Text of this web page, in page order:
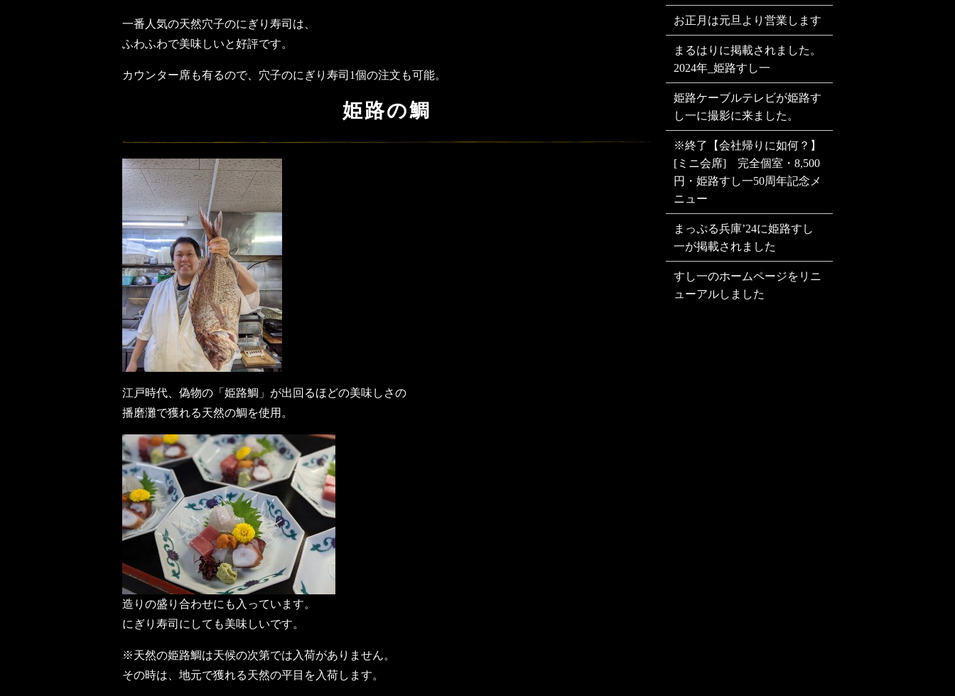
一番人気の天然穴子のにぎり寿司は、
ふわふわで美味しいと好評です。
カウンター席も有るので、穴子のにぎり寿司1個の注文も可能。
姫路の鯛
江戸時代、偽物の「姫路鯛」が出回るほどの美味しさの
播磨灘で獲れる天然の鯛を使用。
造りの盛り合わせにも入っています。
にぎり寿司にしても美味しいです。
※天然の姫路鯛は天候の次第では入荷がありません。
その時は、地元で獲れる天然の平目を入荷します。
お正月は元旦より営業します
まるはりに掲載されました。
2024年_姫路すし一
姫路ケーブルテレビが姫路す
し一に撮影に来ました。
※終了【会社帰りに如何？】
[ミニ会席] 完全個室・8,500
円・姫路すし一50周年記念メ
ニュー
まっぷる兵庫’24に姫路すし
一が掲載されました
すし一のホームページをリニ
ューアルしました